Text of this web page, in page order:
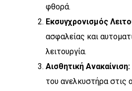
φθορά.
Εκσυγχρονισμός
ασφαλείας και
λειτουργία.
Αισθητική Ανακαίνιση:
του ανελκυστήρα στις